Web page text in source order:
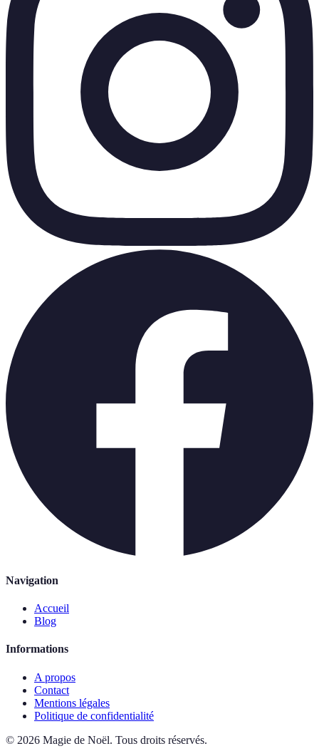
Navigation
Accueil
Blog
Informations
A propos
Contact
Mentions légales
Politique de confidentialité
© 2026 Magie de Noël. Tous droits réservés.